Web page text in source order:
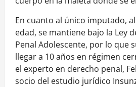
En cuanto al único imputado,
edad, se mantiene bajo la Ley
Penal Adolescente, por lo que
llegar a 10 años en régimen
el experto en derecho penal,
socio del estudio jurídico